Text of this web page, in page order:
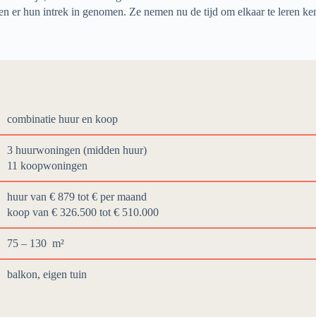
hun intrek in genomen. Ze nemen nu de tijd om elkaar te leren
combinatie huur en koop
3 huurwoningen (midden huur)
11 koopwoningen
huur van € 879 tot €per maand
koop van € 326.500 tot € 510.000
75 – 130 m²
balkon, eigen tuin